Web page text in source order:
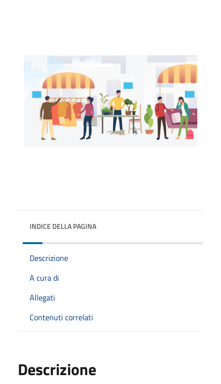
INDICE DELLA PAGINA
Descrizione
A cura di
Allegati
Contenuti correlati
Descrizione